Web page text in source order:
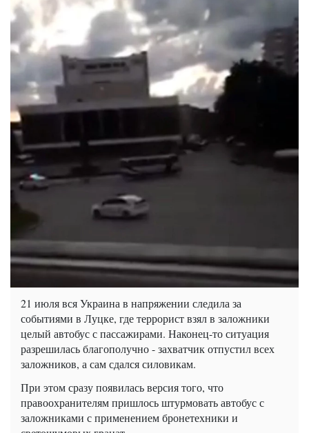
21 июля вся Украина в напряжении следила за
событиями в Луцке, где террорист взял в заложники
целый автобус с пассажирами. Наконец-то ситуация
разрешилась благополучно - захватчик отпустил всех
заложников, а сам сдался силовикам.
При этом сразу появилась версия того, что
правоохранителям пришлось штурмовать автобус с
заложниками с применением бронетехники и